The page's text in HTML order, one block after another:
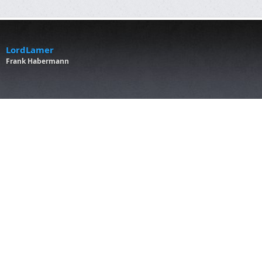
LordLamer
Frank Habermann